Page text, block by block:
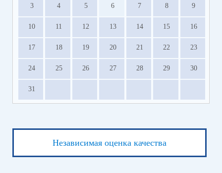
3 4 5 6 7 8 9
10 11 12 13 14 15 16
17 18 19 20 21 22 23
24 25 26 27 28 29 30
31
Независимая оценка качества